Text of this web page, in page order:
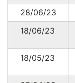
28/06/23
18/06/23
18/05/23